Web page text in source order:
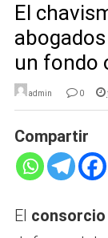
El
un fondo
admin 0
Compartir
El